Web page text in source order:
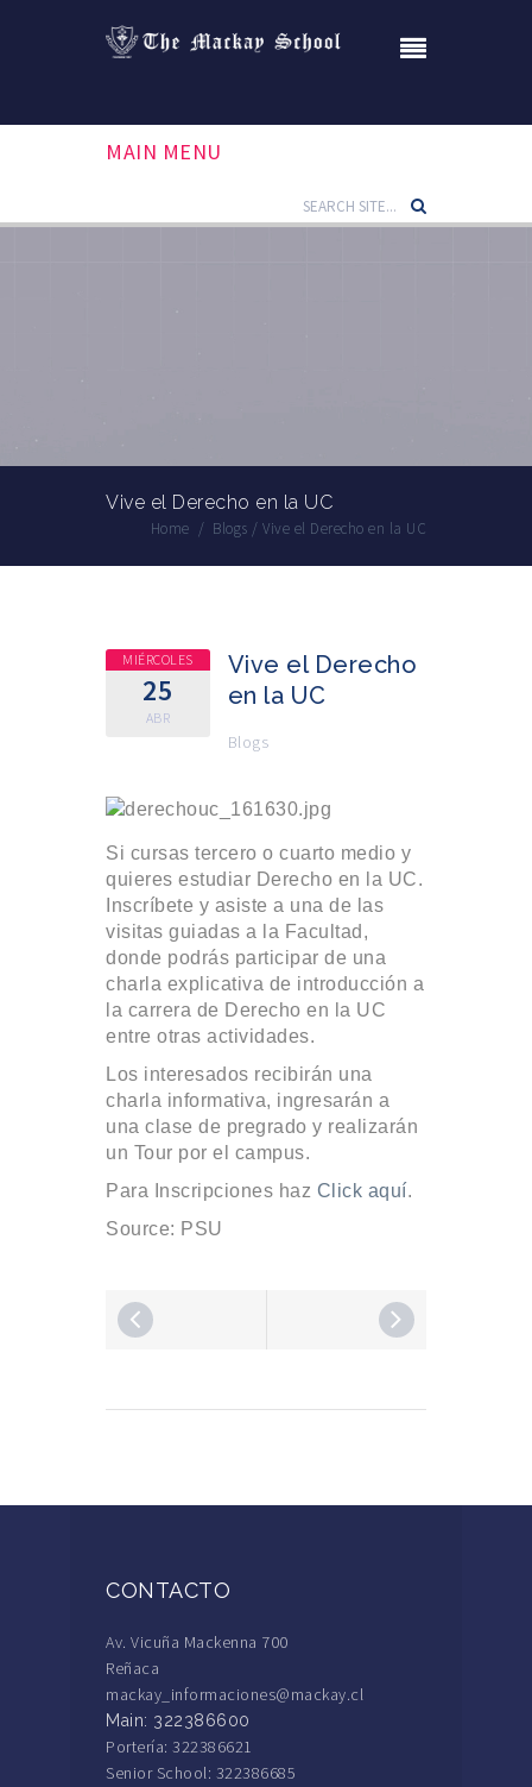
MAIN MENU
Vive el Derecho en la UC
Home / Blogs / Vive el Derecho en la UC
MIÉRCOLES
25
ABR
Vive el Derecho
en la UC
Blogs
Si cursas tercero o cuarto medio y
quieres estudiar Derecho en la UC.
Inscríbete y asiste a una de las
visitas guiadas a la Facultad,
donde podrás participar de una
charla explicativa de introducción a
la carrera de Derecho en la UC
entre otras actividades.
Los interesados recibirán una
charla informativa, ingresarán a
una clase de pregrado y realizarán
un Tour por el campus.
Para Inscripciones haz Click aquí.
Source: PSU
CONTACTO
Av. Vicuña Mackenna 700
Reñaca
mackay_informaciones@mackay.cl
Main: 322386600
Portería: 322386621
Senior School: 322386685